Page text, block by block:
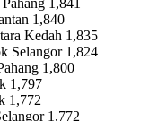
1,840
Kedah 1,835
Selangor 1,824
1,800
1,797
1,772
1,772